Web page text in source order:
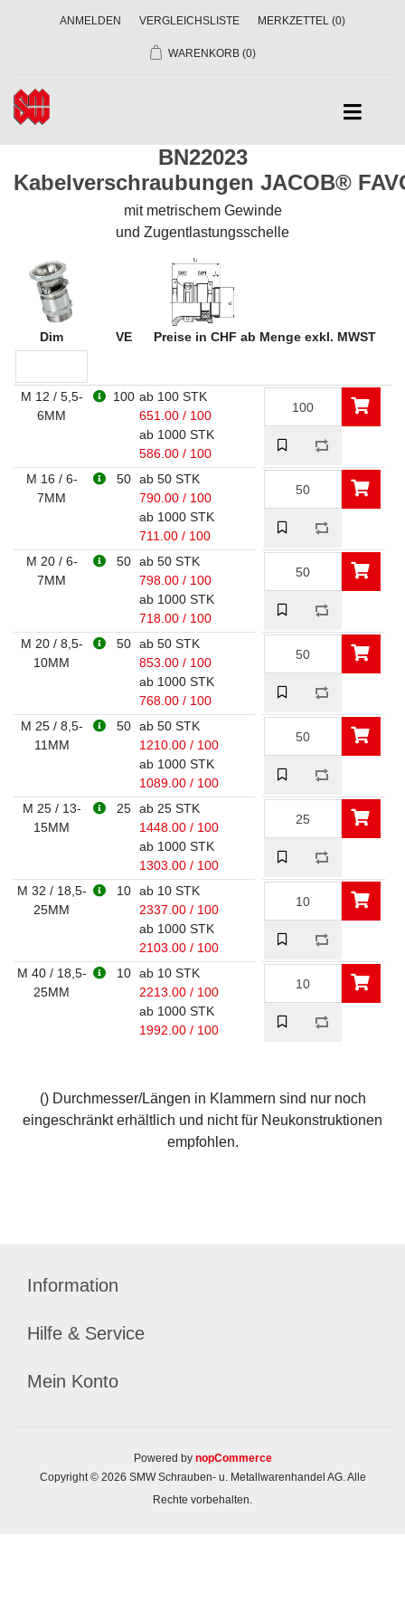
ANMELDEN VERGLEICHSLISTE MERKZETTEL (0)
WARENKORB (0)
BN22023
Kabelverschraubungen JACOB®
mit metrischem Gewinde
und Zugentlastungsschelle
Dim VE Preise in CHF ab Menge exkl. MWST
M 12 / 5,5-
6MM
100 ab 100 STK
651.00 / 100
ab 1000 STK
586.00 / 100
M 16 / 6-
7MM
50 ab 50 STK
790.00 / 100
ab 1000 STK
711.00 / 100
M 20 / 6-
7MM
50 ab 50 STK
798.00 / 100
ab 1000 STK
718.00 / 100
M 20 / 8,5-
10MM
50 ab 50 STK
853.00 / 100
ab 1000 STK
768.00 / 100
M 25 / 8,5-
11MM
50 ab 50 STK
1210.00 / 100
ab 1000 STK
1089.00 / 100
M 25 / 13-
15MM
25 ab 25 STK
1448.00 / 100
ab 1000 STK
1303.00 / 100
M 32 / 18,5-
25MM
10 ab 10 STK
2337.00 / 100
ab 1000 STK
2103.00 / 100
M 40 / 18,5-
25MM
10 ab 10 STK
2213.00 / 100
ab 1000 STK
1992.00 / 100
() Durchmesser/Längen in Klammern sind nur noch
eingeschränkt erhältlich und nicht für Neukonstruktionen
empfohlen.
Information
Hilfe & Service
Mein Konto
Powered by nopCommerce
Copyright © 2026 SMW Schrauben- u. Metallwarenhandel AG. Alle
Rechte vorbehalten.